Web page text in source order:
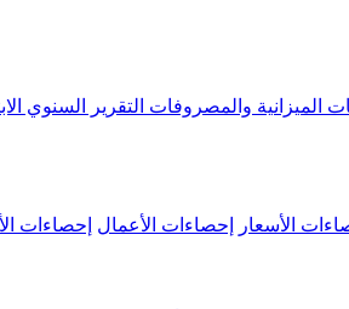
الميزانية والمصروفات التقرير السنوي
الأسعار إحصاءات الأعمال إحصاءات